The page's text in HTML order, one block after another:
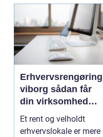
Erhvervsrengøring
viborg sådan får
din virksomhed
mere tid og bedre
arbejdsmiljø
Et rent og velholdt
erhvervslokale er mere